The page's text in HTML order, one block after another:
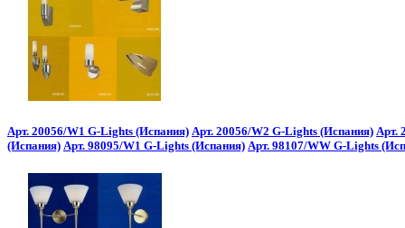
Арт. 20056/W1 G-Lights (Испания) Арт. 20056/W2 G-Lights (Испания) Арт.
(Испания) Арт. 98095/W1 G-Lights (Испания) Арт. 98107/WW G-Lights